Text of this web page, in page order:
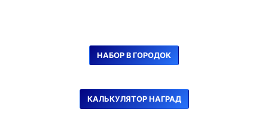
НАБОР В ГОРОДОК
КАЛЬКУЛЯТОР НАГРАД